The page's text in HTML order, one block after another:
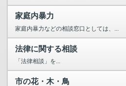
家庭内暴力
家庭内暴力などの相談窓口としては、...
法律に関する相談
「法律相談」を...
市の花・木・鳥